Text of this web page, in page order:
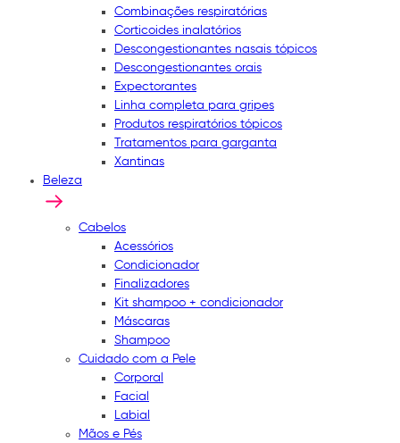
Combinações respiratórias
Corticoides inalatórios
Descongestionantes nasais tópicos
Descongestionantes orais
Expectorantes
Linha completa para gripes
Produtos respiratórios tópicos
Tratamentos para garganta
Xantinas
Beleza
Cabelos
Acessórios
Condicionador
Finalizadores
Kit shampoo + condicionador
Máscaras
Shampoo
Cuidado com a Pele
Corporal
Facial
Labial
Mãos e Pés